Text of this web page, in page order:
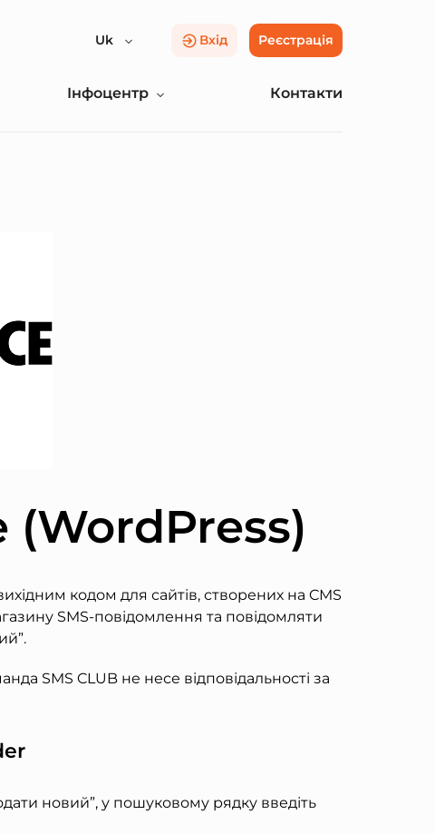
Uk Вхід Реєстрація
Інфоцентр Контакти
(WordPress)
кодом для сайтів, створених на CMS
SMS-повідомлення та повідомляти
SMS CLUB не несе відповідальності за
новий”, у пошуковому рядку введіть